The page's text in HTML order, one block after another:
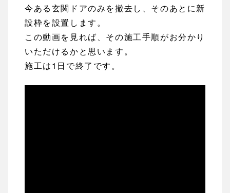
今ある玄関ドアのみを撤去し、そのあとに新
設枠を設置します。
この動画を見れば、その施工手順がお分かり
いただけるかと思います。
施工は1日で終了です。